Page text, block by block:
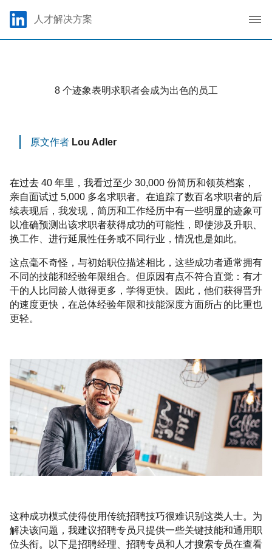
Skip to main content
LinkedIn Logo
人才解决方案
8 个迹象表明求职者会成为出色的员工
原文作者 Lou Adler
在过去 40 年里，我看过至少 30,000 份简历和领英档案，
亲自面试过 5,000 多名求职者。在追踪了数百名求职者的后
续表现后，我发现，简历和工作经历中有一些明显的迹象可
以准确预测出该求职者获得成功的可能性，即使涉及升职、
换工作、进行延展性任务或不同行业，情况也是如此。
这点毫不奇怪，与初始职位描述相比，这些成功者通常拥有
不同的技能和经验年限组合。但原因有点不符合直觉：有才
干的人比同龄人做得更多，学得更快。因此，他们获得晋升
的速度更快，在总体经验年限和技能深度方面所占的比重也
更轻。
这种成功模式使得使用传统招聘技巧很难识别这类人士。为
解决该问题，我建议招聘专员只提供一些关键技能和通用职
位头衔。以下是招聘经理、招聘专员和人才搜索专员在查看